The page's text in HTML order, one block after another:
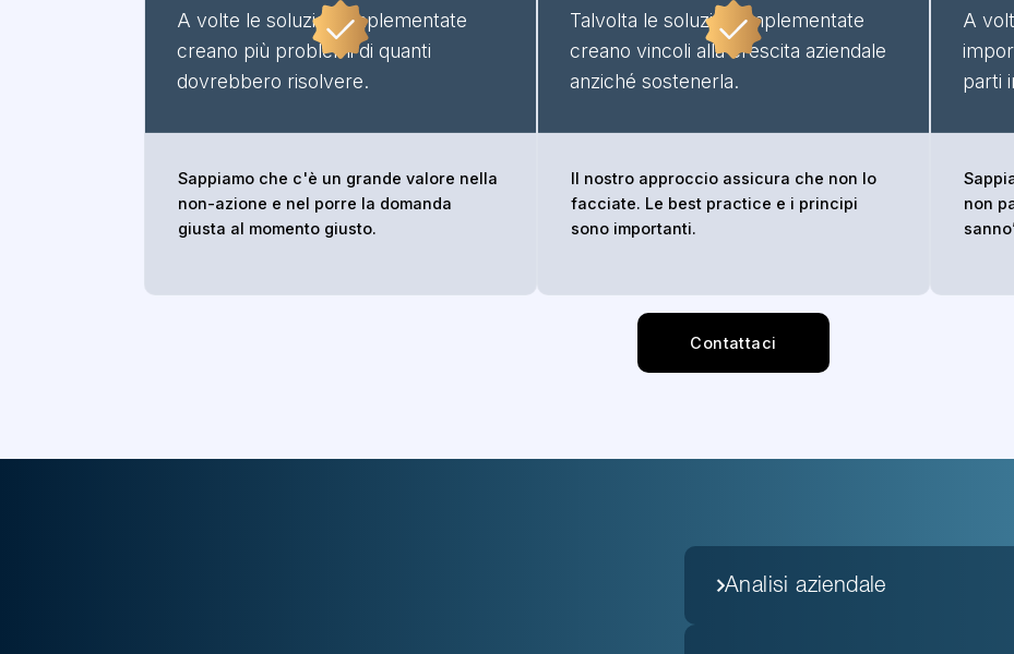
A volte le soluzioni implementate
creano più problemi di quanti
dovrebbero risolvere.
Sappiamo che c'è un grande valore nella
non-azione e nel porre la domanda
giusta al momento giusto.
Talvolta le soluzioni implementate
creano vincoli alla crescita aziendale
anziché sostenerla.
Il nostro approccio assicura che non lo
facciate. Le best practice e i principi
sono importanti.
A
parti
non
Contattaci
Analisi aziendale